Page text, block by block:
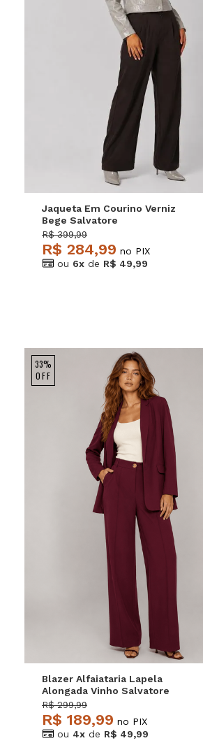
M G GG
Jaqueta Em Courino Verniz
Bege Salvatore
R$ 399,99
R$ 284,99 no PIX
ou 6x de R$ 49,99
33%
OFF
M G
Blazer Alfaiataria Lapela
Alongada Vinho Salvatore
R$ 299,99
R$ 189,99 no PIX
ou 4x de R$ 49,99